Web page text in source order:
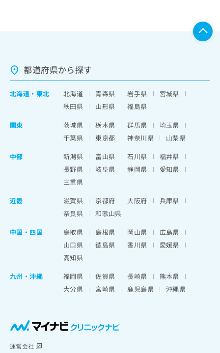
都道府県から探す
北海道 ・ 東北 北海道 青森県 岩手県
宮城県
秋田県
山形県
福島県
関東
茨城県 栃木県 群馬県
埼玉県
千葉県
東京都 神奈川県
山梨県
中部
新潟県 富山県 石川県
福井県
長野県
岐阜県 静岡県
愛知県
三重県
近畿
滋賀県 京都府 大阪府
兵庫県
奈良県
和歌山県
中国・四国
鳥取県 島根県 岡山県
広島県
山口県
徳島県 香川県
愛媛県
高知県
九州・沖縄
福岡県 佐賀県 長崎県
熊本県
大分県
宮崎県 鹿児島県 沖縄県
運営会社